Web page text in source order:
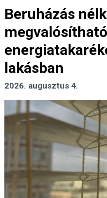
Beruházás
megvalósítható
lakásban
2026. augusztus 4.